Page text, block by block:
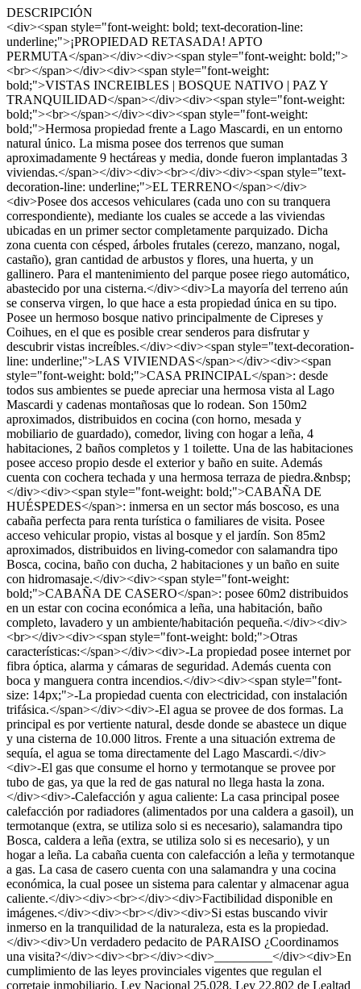
DESCRIPCIÓN
<div><span style="font-weight: bold; text-decoration-line:
underline;">¡PROPIEDAD RETASADA! APTO
PERMUTA</span></div><div><span style="font-weight: bold;">
<br></span></div><div><span style="font-weight:
bold;">VISTAS INCREIBLES | BOSQUE NATIVO | PAZ Y
TRANQUILIDAD</span></div><div><span style="font-weight:
bold;"><br></span></div><div><span style="font-weight:
bold;">Hermosa propiedad frente a Lago Mascardi, en un entorno
natural único. La misma posee dos terrenos que suman
aproximadamente 9 hectáreas y media, donde fueron implantadas 3
viviendas.</span></div><div><br></div><div><span style="text-
decoration-line: underline;">EL TERRENO</span></div>
<div>Posee dos accesos vehiculares (cada uno con su tranquera
correspondiente), mediante los cuales se accede a las viviendas
ubicadas en un primer sector completamente parquizado. Dicha
zona cuenta con césped, árboles frutales (cerezo, manzano, nogal,
castaño), gran cantidad de arbustos y flores, una huerta, y un
gallinero. Para el mantenimiento del parque posee riego automático,
abastecido por una cisterna.</div><div>La mayoría del terreno aún
se conserva virgen, lo que hace a esta propiedad única en su tipo.
Posee un hermoso bosque nativo principalmente de Cipreses y
Coihues, en el que es posible crear senderos para disfrutar y
descubrir vistas increíbles.</div><div><span style="text-decoration-
line: underline;">LAS VIVIENDAS</span></div><div><span
style="font-weight: bold;">CASA PRINCIPAL</span>: desde
todos sus ambientes se puede apreciar una hermosa vista al Lago
Mascardi y cadenas montañosas que lo rodean. Son 150m2
aproximados, distribuidos en cocina (con horno, mesada y
mobiliario de guardado), comedor, living con hogar a leña, 4
habitaciones, 2 baños completos y 1 toilette. Una de las habitaciones
posee acceso propio desde el exterior y baño en suite. Además
cuenta con cochera techada y una hermosa terraza de piedra.&nbsp;
</div><div><span style="font-weight: bold;">CABAÑA DE
HUÉSPEDES</span>: inmersa en un sector más boscoso, es una
cabaña perfecta para renta turística o familiares de visita. Posee
acceso vehicular propio, vistas al bosque y el jardín. Son 85m2
aproximados, distribuidos en living-comedor con salamandra tipo
Bosca, cocina, baño con ducha, 2 habitaciones y un baño en suite
con hidromasaje.</div><div><span style="font-weight:
bold;">CABAÑA DE CASERO</span>: posee 60m2 distribuidos
en un estar con cocina económica a leña, una habitación, baño
completo, lavadero y un ambiente/habitación pequeña.</div><div>
<br></div><div><span style="font-weight: bold;">Otras
características:</span></div><div>-La propiedad posee internet por
fibra óptica, alarma y cámaras de seguridad. Además cuenta con
boca y manguera contra incendios.</div><div><span style="font-
size: 14px;">-La propiedad cuenta con electricidad, con instalación
trifásica.</span></div><div>-El agua se provee de dos formas. La
principal es por vertiente natural, desde donde se abastece un dique
y una cisterna de 10.000 litros. Frente a una situación extrema de
sequía, el agua se toma directamente del Lago Mascardi.</div>
<div>-El gas que consume el horno y termotanque se provee por
tubo de gas, ya que la red de gas natural no llega hasta la zona.
</div><div>-Calefacción y agua caliente: La casa principal posee
calefacción por radiadores (alimentados por una caldera a gasoil), un
termotanque (extra, se utiliza solo si es necesario), salamandra tipo
Bosca, caldera a leña (extra, se utiliza solo si es necesario), y un
hogar a leña. La cabaña cuenta con calefacción a leña y termotanque
a gas. La casa de casero cuenta con una salamandra y una cocina
económica, la cual posee un sistema para calentar y almacenar agua
caliente.</div><div><br></div><div>Factibilidad disponible en
imágenes.</div><div><br></div><div>Si estas buscando vivir
inmerso en la tranquilidad de la naturaleza, esta es la propiedad.
</div><div>Un verdadero pedacito de PARAISO ¿Coordinamos
una visita?</div><div><br></div><div>_________</div><div>En
cumplimiento de las leyes provinciales vigentes que regulan el
corretaje inmobiliario, Ley Nacional 25.028, Ley 22.802 de Lealtad